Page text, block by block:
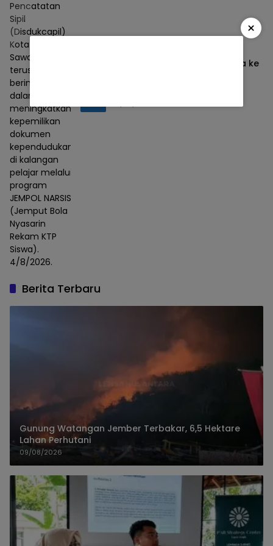
Pencatatan
Sipil
(Disdukcapil)
Kota
Sawahlunto
terus
berinovasi
dalam
meningkatkan
kepemilikan
dokumen
kependudukan
di kalangan
pelajar melalui
program
JEMPOL NARSIS
(Jemput Bola
Nyasarin
Rekam KTP
Siswa).
4/8/2026.
Disdukcapil Sawahlunto Jemput Bola ke
Berita Terbaru
Gunung Watangan Jember Terbakar, 6,5 Hektare
Lahan Perhutani
09/08/2026
×